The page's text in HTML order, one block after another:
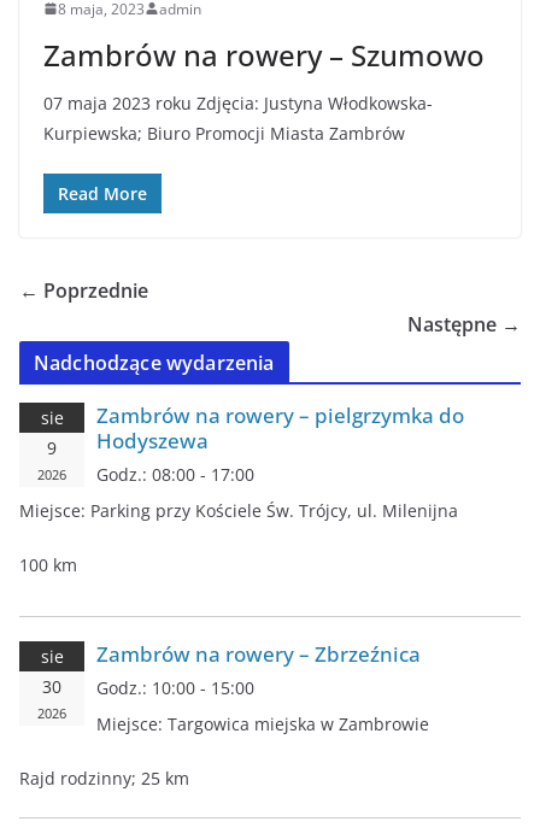
8 maja, 2023 admin
Zambrów na rowery – Szumowo
07 maja 2023 roku Zdjęcia: Justyna Włodkowska-
Kurpiewska; Biuro Promocji Miasta Zambrów
Read More
← Poprzednie
Następne →
Nadchodzące wydarzenia
sie
9
2026
Zambrów na rowery – pielgrzymka do
Hodyszewa
Godz.: 08:00 - 17:00
Miejsce: Parking przy Kościele Św. Trójcy, ul. Milenijna
100 km
sie
30
2026
Zambrów na rowery – Zbrzeźnica
Godz.: 10:00 - 15:00
Miejsce: Targowica miejska w Zambrowie
Rajd rodzinny; 25 km